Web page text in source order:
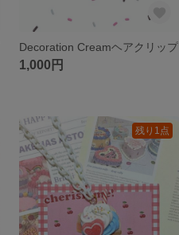
Decoration Creamヘアクリップ
1,000円
残り1点